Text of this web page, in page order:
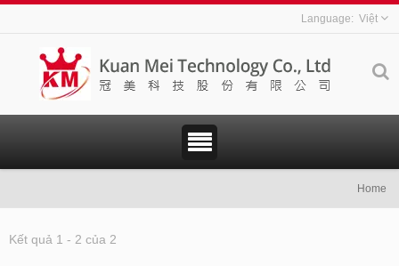
Việt
Home
Kết quả 1 - 2 của 2